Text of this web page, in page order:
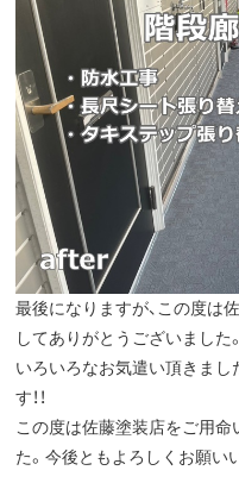
最後になりますが、この度は
してありがとうございました。
いろいろなお気遣い頂きまし
す！！
この度は佐藤塗装店をご用
た。今後ともよろしくお願いい